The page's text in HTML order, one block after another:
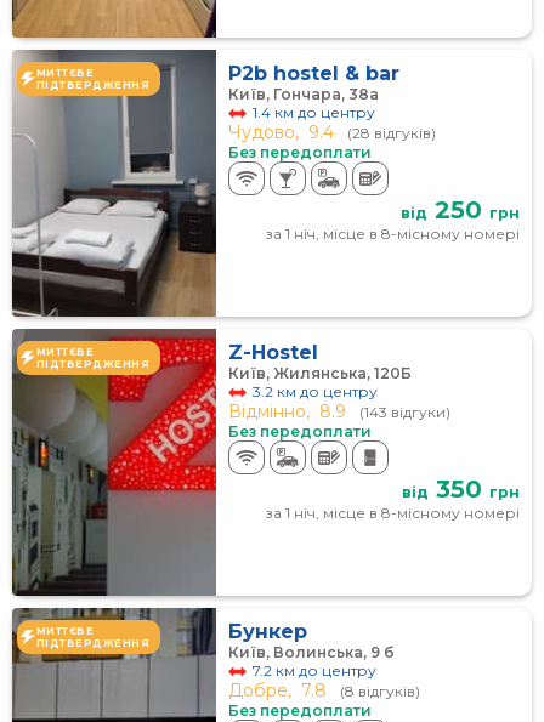
МИТТЄВЕ
ПІДТВЕРДЖЕННЯ
P2b hostel & bar
Київ, Гончара, 38а
1.4 км до центру
Чудово, 9.4
(28 відгуків)
Без передоплати
від 250 грн
за 1 ніч, місце в 8-місному номері
МИТТЄВЕ
ПІДТВЕРДЖЕННЯ
Z-Hostel
Київ, Жилянська, 120Б
3.2 км до центру
Відмінно, 8.9
(143 відгуки)
Без передоплати
від 350 грн
за 1 ніч, місце в 8-місному номері
МИТТЄВЕ
ПІДТВЕРДЖЕННЯ
Бункер
Київ, Волинська, 9 б
7.2 км до центру
Добре, 7.8
(8 відгуків)
Без передоплати